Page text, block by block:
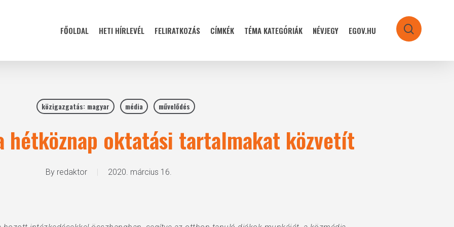
FŐOLDAL HETI HÍRLEVÉL FELIRATKOZÁS CÍMKÉK TÉMA KATEGÓRIÁK NÉVJEGY EGOV.HU search
közigazgatás: magyar média művelődés
hétköznap oktatási tartalmakat közvetít
By redaktor 2020. március 16.